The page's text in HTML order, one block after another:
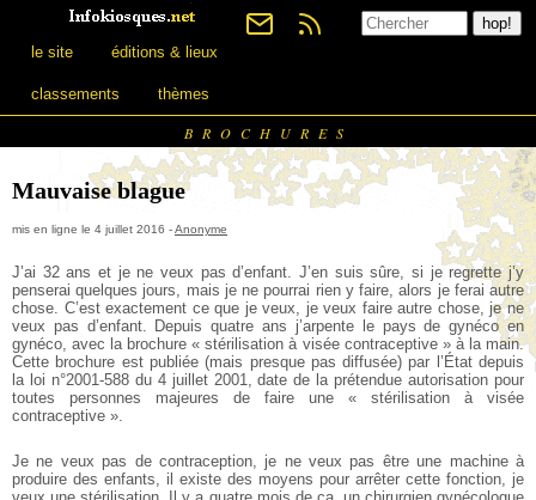
le site éditions & lieux
classements thèmes
BROCHURES
Mauvaise blague
mis en ligne le 4 juillet 2016 -Anonyme
J’ai 32 ans et je ne veux pas d’enfant. J’en suis sûre, si je regrette j’y
penserai quelques jours, mais je ne pourrai rien y faire, alors je ferai autre
chose. C’est exactement ce que je veux, je veux faire autre chose, je ne
veux pas d’enfant. Depuis quatre ans j’arpente le pays de gynéco en
gynéco, avec la brochure « stérilisation à visée contraceptive » à la main.
Cette brochure est publiée (mais presque pas diffusée) par l’État depuis
la loi n°2001-588 du 4 juillet 2001, date de la prétendue autorisation pour
toutes personnes majeures de faire une « stérilisation à visée
contraceptive ».
Je ne veux pas de contraception, je ne veux pas être une machine à
produire des enfants, il existe des moyens pour arrêter cette fonction, je